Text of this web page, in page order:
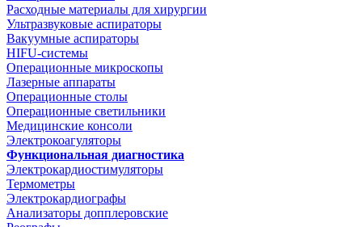
Расходные материалы для хирургии
Ультразвуковые аспираторы
Вакуумные аспираторы
HIFU-системы
Операционные микроскопы
Лазерные аппараты
Операционные столы
Операционные светильники
Медицинские консоли
Электрокоагуляторы
Функциональная диагностика
Электрокардиостимуляторы
Термометры
Электрокардиографы
Анализаторы допплеровские